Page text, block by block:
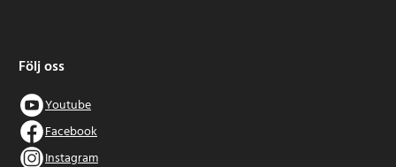
Följ oss
Youtube
Facebook
Instagram